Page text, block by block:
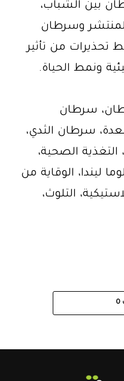
بين الشباب،
وسرطان
تحذيرات من تأثير
ونمط الحياة.
سرطان
سرطان الثدي،
التغذية الصحية،
ليندا، الوقاية من
التلوث،
0